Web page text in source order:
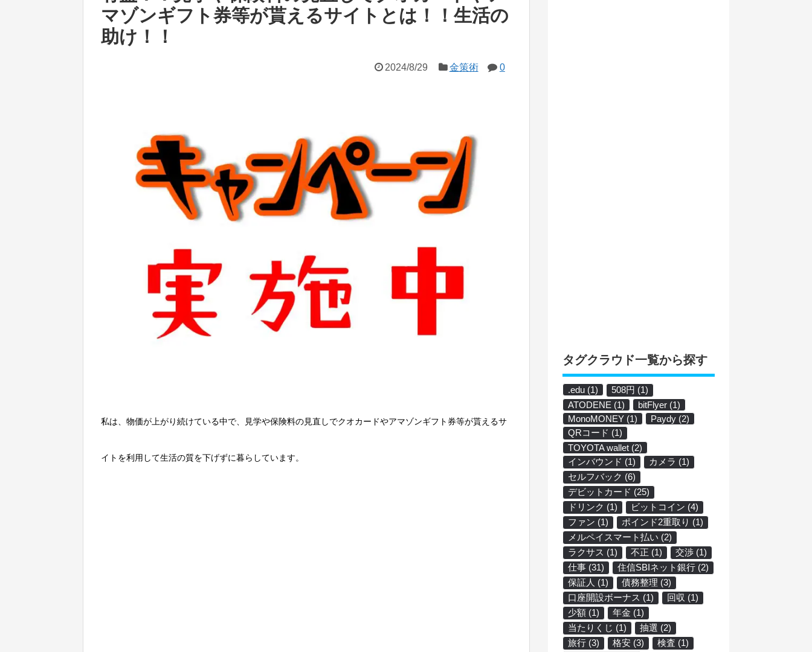
マゾンギフト券等が貰えるサイトとは！！生活の
助け！！
2024/8/29 金策術 0
私は、物価が上がり続けている中で、見学や保険料の見直しでクオカードやアマゾンギフト券等が貰えるサ
イトを利用して生活の質を下げずに暮らしています。
タグクラウド一覧から探す
.edu (1) 508円 (1)
ATODENE (1) bitFlyer (1)
MonoMONEY (1) Paydy (2)
QRコード (1)
TOYOTA wallet (2)
インバウンド (1) カメラ (1)
セルフバック (6)
デビットカード (25)
ドリンク (1) ビットコイン (4)
ファン (1) ポインド2重取り (1)
メルペイスマート払い (2)
ラクサス (1) 不正 (1) 交渉 (1)
仕事 (31) 住信SBIネット銀行 (2)
保証人 (1) 債務整理 (3)
口座開設ボーナス (1) 回収 (1)
少額 (1) 年金 (1)
当たりくじ (1) 抽選 (2)
旅行 (3) 格安 (3) 検査 (1)